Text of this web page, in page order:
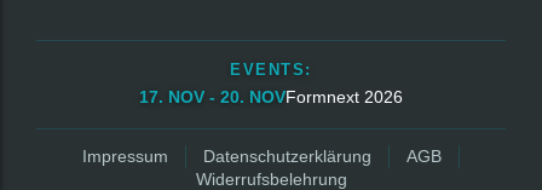
EVENTS:
17. NOV - 20. NOVFormnext 2026
Impressum Datenschutzerklärung
AGB
Widerrufsbelehrung